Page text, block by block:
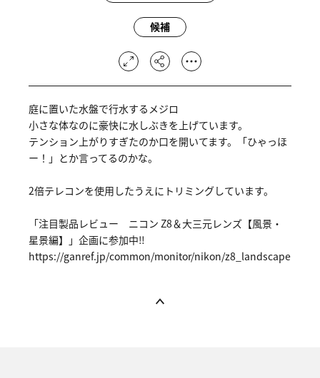
候補
庭に置いた水盤で行水するメジロ
小さな体なのに豪快に水しぶきを上げています。
テンション上がりすぎたのか口を開いてます。「ひゃっほ
ー！」とか言ってるのかな。
2倍テレコンを使用したうえにトリミングしています。
「注目製品レビュー ニコン Z8＆大三元レンズ【風景・
星景編】」企画に参加中‼
https://ganref.jp/common/monitor/nikon/z8_landscape